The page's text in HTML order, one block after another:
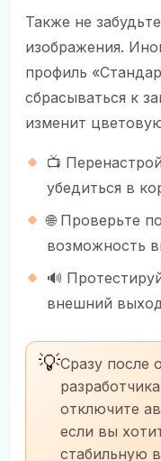
Также не
изображения.
профиль
сбрасываться к
изменит
📺
убедиться в
🌐 Проверьте
возможность
🔊
внешний
💡Сразу после
отключите
если вы
стабильную